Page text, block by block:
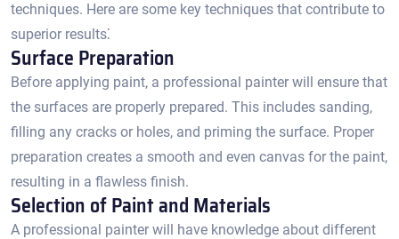
techniques.​ Here are some key techniques that contribute to
superior results⁚
Surface Preparation
Before applying paint, a professional painter will ensure that
the surfaces are properly prepared.​ This includes sanding,
filling any cracks or holes, and priming the surface.​ Proper
preparation creates a smooth and even canvas for the paint,
resulting in a flawless finish.​
Selection of Paint and Materials
A professional painter will have knowledge about different